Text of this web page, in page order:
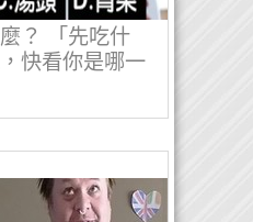
？ 「先吃什
快看你是哪一